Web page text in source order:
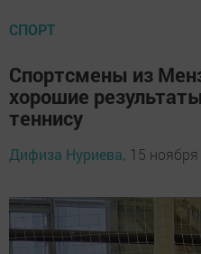
СПОРТ
Спортсмены из
хорошие
теннису
Дифиза Нуриева, 15